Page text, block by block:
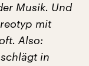
Musik. Und
mit
Also:
in